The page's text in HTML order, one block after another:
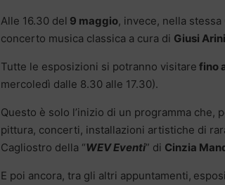
Alle 16.30 del 9 maggio, invece, nella
concerto musica classica a cura di Giusi
Tutte le esposizioni si potranno visitare fino
mercoledì dalle 8.30 alle 17.30).
Questo è solo l’inizio di un programma
pittura, concerti, installazioni artistiche di
Cagliostro della “WEV Eventi” di Cinzia
E poi ancora, tra gli altri appuntamenti,